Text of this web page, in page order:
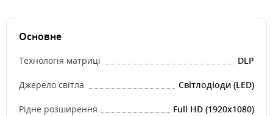
Основне
Технологія матриці DLP
Джерело світла Світлодіоди (LED)
Рідне розширення Full HD (1920x1080)